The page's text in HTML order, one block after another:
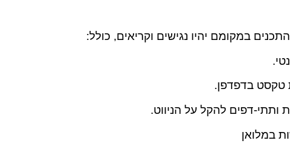
במקומם יהיו נגישים וקריאים, כולל:
טקסט בדפדפן.
ותתי-דפים להקל על הניווט.
במלואן